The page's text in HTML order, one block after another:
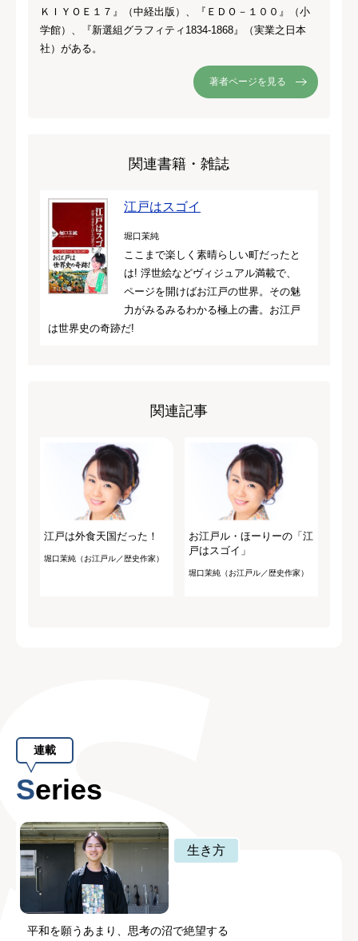
ＫＩＹＯＥ１７』（中経出版）、『ＥＤＯ－１００』（小
学館）、『新選組グラフィティ1834‐1868』（実業之日本
社）がある。
著者ページを見る
関連書籍・雑誌
江戸はスゴイ
堀口茉純
ここまで楽しく素晴らしい町だったと
は! 浮世絵などヴィジュアル満載で、
ページを開けばお江戸の世界。その魅
力がみるみるわかる極上の書。お江戸
は世界史の奇跡だ!
関連記事
江戸は外食天国だった！
堀口茉純（お江戸ル／歴史作家）
お江戸ル・ほーりーの「江
戸はスゴイ」
堀口茉純（お江戸ル／歴史作家）
連載
Series
生き方
平和を願うあまり、思考の沼で絶望する